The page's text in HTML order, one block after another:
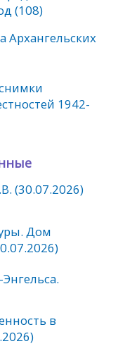
(108)
Архангельских
1942-
(30.07.2026)
Дом
в